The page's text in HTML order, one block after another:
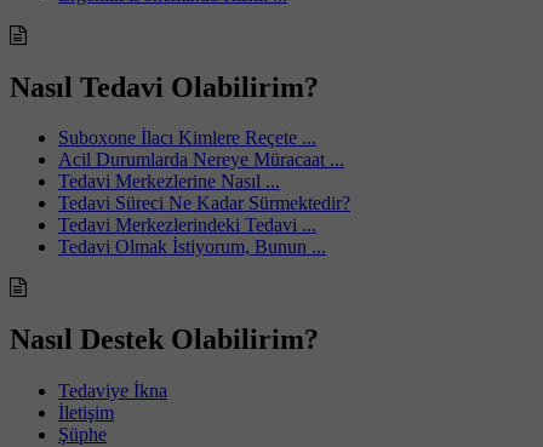
Nasıl Tedavi Olabilirim?
Suboxone İlacı Kimlere Reçete ...
Acil Durumlarda Nereye Müracaat ...
Tedavi Merkezlerine Nasıl ...
Tedavi Süreci Ne Kadar Sürmektedir?
Tedavi Merkezlerindeki Tedavi ...
Tedavi Olmak İstiyorum, Bunun ...
Nasıl Destek Olabilirim?
Tedaviye İkna
İletişim
Şüphe